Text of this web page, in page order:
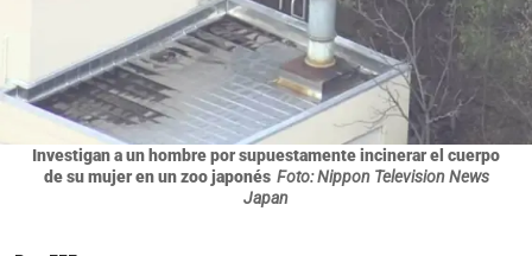
Investigan a un hombre por supuestamente incinerar el cuerpo
de su mujer en un zoo japonés Foto: Nippon Television News
Japan